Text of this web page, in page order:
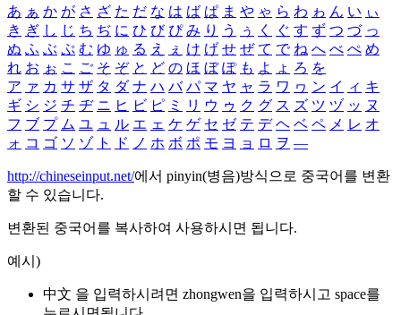
あ ぁ か が さ ざ た だ な は ば ぱ ま や ゃ ら わ ゎ ん い ぃ
き ぎ し じ ち ぢ に ひ び ぴ み り う ぅ く ぐ す ず つ づ っ
ぬ ふ ぶ ぷ む ゆ ゅ る え ぇ け げ せ ぜ て で ね へ べ ぺ め
れ お ぉ こ ご そ ぞ と ど の ほ ぼ ぽ も よ ょ ろ を
ア ァ カ サ ザ タ ダ ナ ハ バ パ マ ヤ ャ ラ ワ ヮ ン イ ィ キ
ギ シ ジ チ ヂ ニ ヒ ビ ピ ミ リ ウ ゥ ク グ ス ズ ツ ヅ ッ ヌ
フ ブ プ ム ユ ュ ル エ ェ ケ ゲ セ ゼ テ デ ヘ ベ ペ メ レ オ
ォ コ ゴ ソ ゾ ト ド ノ ホ ボ ポ モ ヨ ョ ロ ヲ ―
http://chineseinput.net/에서 pinyin(병음)방식으로 중국어를 변환
할 수 있습니다.
변환된 중국어를 복사하여 사용하시면 됩니다.
예시)
中文 을 입력하시려면 zhongwen을 입력하시고 space를